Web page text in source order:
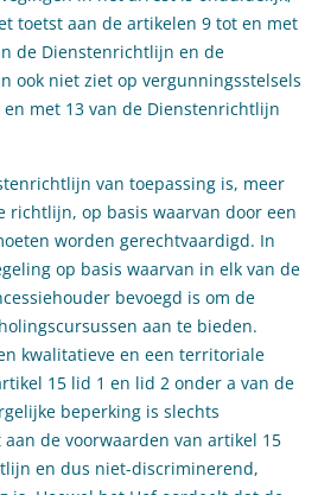
toetst aan de artikelen 9 tot en met
de Dienstenrichtlijn en de
ook niet ziet op vergunningsstelsels
met 13 van de Dienstenrichtlijn
van toepassing is, meer
richtlijn, op basis waarvan door een
worden gerechtvaardigd. In
op basis waarvan in elk van de
bevoegd is om de
aan te bieden.
kwalitatieve en een territoriale
15 lid 1 en lid 2 onder a van de
beperking is slechts
de voorwaarden van artikel 15
en dus niet-discriminerend,